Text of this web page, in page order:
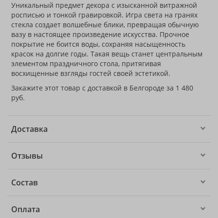
Уникальный предмет декора с изысканной витражной
росписью и тонкой гравировкой. Игра света на гранях
стекла создает волшебные блики, превращая обычную
вазу в настоящее произведение искусства. Прочное
покрытие не боится воды, сохраняя насыщенность
красок на долгие годы. Такая вещь станет центральным
элементом праздничного стола, притягивая
восхищенные взгляды гостей своей эстетикой.
Закажите этот товар с доставкой в Белгороде за 1 480
руб.
Доставка
Отзывы
Состав
Оплата